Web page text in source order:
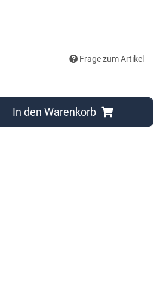
Frage zum Artikel
In den Warenkorb